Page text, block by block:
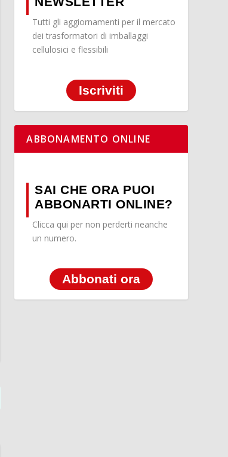
Tutti gli aggiornamenti per il mercato
dei trasformatori di imballaggi
cellulosici e flessibili
Iscriviti
ABBONAMENTO ONLINE
SAI CHE ORA PUOI
ABBONARTI ONLINE?
Clicca qui per non perderti neanche
un numero.
Abbonati ora